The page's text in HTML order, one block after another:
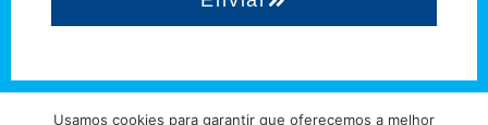
Usamos cookies para garantir que oferecemos a melhor